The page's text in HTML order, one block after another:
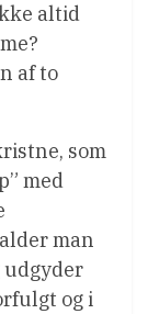
altid
af to
som
med
man
og i